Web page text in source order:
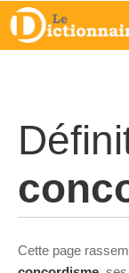
Cette page